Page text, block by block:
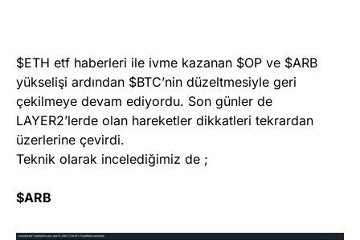
$ETH etf haberleri ile ivme kazanan $OP ve $ARB
yükselişi ardından $BTC’nin düzeltmesiyle geri
çekilmeye devam ediyordu. Son günler de
LAYER2’lerde olan hareketler dikkatleri tekrardan
üzerlerine çevirdi.
Teknik olarak incelediğimiz de ;
$ARB